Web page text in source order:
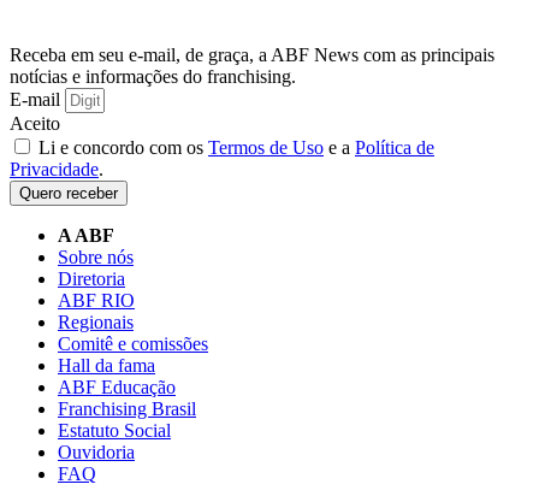
Receba em seu e-mail, de graça, a ABF News com as principais
notícias e informações do franchising.
E-mail
Aceito
Li e concordo com os Termos de Uso e a Política de
Privacidade.
Quero receber
A ABF
Sobre nós
Diretoria
ABF RIO
Regionais
Comitê e comissões
Hall da fama
ABF Educação
Franchising Brasil
Estatuto Social
Ouvidoria
FAQ